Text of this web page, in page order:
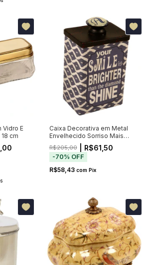
Vidro E
cm
Caixa Decorativa em Metal
Envelhecido Sorriso Mais
R$205,00| R$61,50
-70% OFF
R$58,43 com Pix